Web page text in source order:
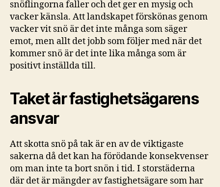
snöflingorna faller och det ger en mysig och
vacker känsla. Att landskapet förskönas genom
vacker vit snö är det inte många som säger
emot, men allt det jobb som följer med när det
kommer snö är det inte lika många som är
positivt inställda till.
Taket är fastighetsägarens
ansvar
Att skotta snö på tak är en av de viktigaste
sakerna då det kan ha förödande konsekvenser
om man inte ta bort snön i tid. I storstäderna
där det är mängder av fastighetsägare som har